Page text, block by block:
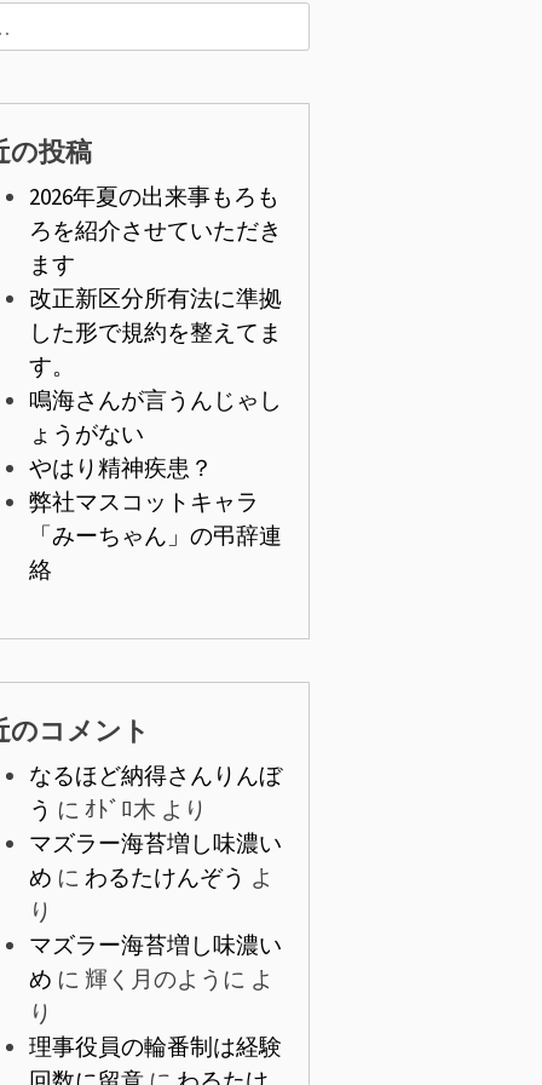
の投稿
2026年夏の出来事もろも
ろを紹介させていただき
ます
改正新区分所有法に準拠
した形で規約を整えてま
す。
鳴海さんが言うんじゃし
ょうがない
やはり精神疾患？
弊社マスコットキャラ
「みーちゃん」の弔辞連
絡
のコメント
なるほど納得さんりんぼ
う に ｵﾄﾞﾛ木 より
マズラー海苔増し味濃い
め に わるたけんぞう よ
り
マズラー海苔増し味濃い
め に 輝く月のように よ
り
理事役員の輪番制は経験